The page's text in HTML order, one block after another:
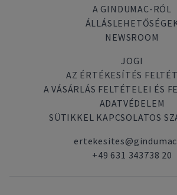
A GINDUMAC-RÓL
NEWSROOM
JOGI
AZ ÉRTÉKESÍTÉS
A VÁSÁRLÁS FELTÉTELEI ÉS
ADATVÉDELEM
SÜTIKKEL KAPCSOLATOS
+49 631 343738 20